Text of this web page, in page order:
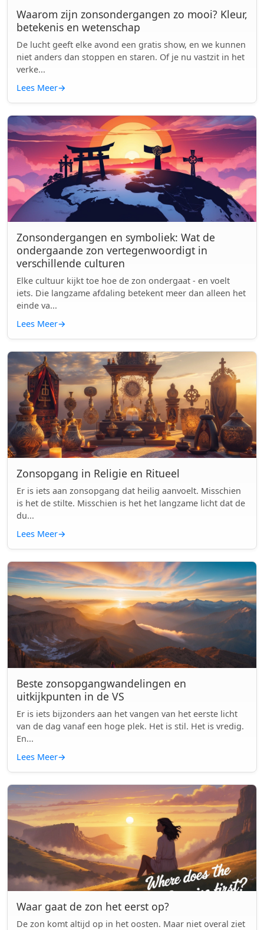
Waarom zijn zonsondergangen zo mooi? Kleur,
betekenis en wetenschap
De lucht geeft elke avond een gratis show, en we kunnen
niet anders dan stoppen en staren. Of je nu vastzit in het
verke...
Lees Meer→
Zonsondergangen en symboliek: Wat de
ondergaande zon vertegenwoordigt in
verschillende culturen
Elke cultuur kijkt toe hoe de zon ondergaat - en voelt
iets. Die langzame afdaling betekent meer dan alleen het
einde va...
Lees Meer→
Zonsopgang in Religie en Ritueel
Er is iets aan zonsopgang dat heilig aanvoelt. Misschien
is het de stilte. Misschien is het het langzame licht dat de
du...
Lees Meer→
Beste zonsopgangwandelingen en
uitkijkpunten in de VS
Er is iets bijzonders aan het vangen van het eerste licht
van de dag vanaf een hoge plek. Het is stil. Het is vredig.
En...
Lees Meer→
Waar gaat de zon het eerst op?
De zon komt altijd op in het oosten. Maar niet overal ziet